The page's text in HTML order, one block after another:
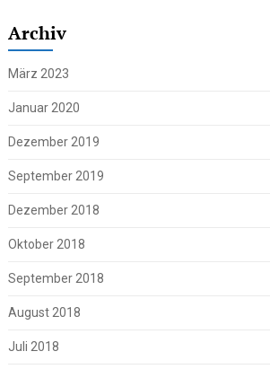
Archiv
März 2023
Januar 2020
Dezember 2019
September 2019
Dezember 2018
Oktober 2018
September 2018
August 2018
Juli 2018